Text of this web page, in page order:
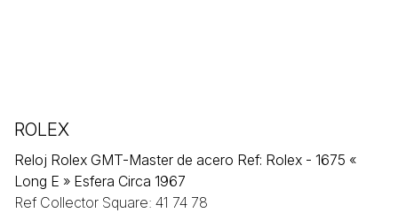
ROLEX
Reloj Rolex GMT-Master de acero Ref: Rolex - 1675 «
Long E » Esfera Circa 1967
Ref Collector Square: 41 74 78